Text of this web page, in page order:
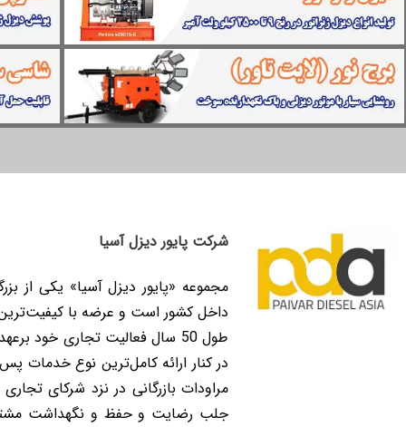
شرکت پایور دیزل آسیا
مجموعه «پایور دیزل آسیا» یکی از
داخل کشور است و عرضه با کیفیت‌ترین
طول 50 سال فعالیت تجاری خود
در کنار ارائه کامل‌ترین نوع خدمات
مراودات بازرگانی در نزد شرکای
جلب رضایت و حفظ و نگهداشت